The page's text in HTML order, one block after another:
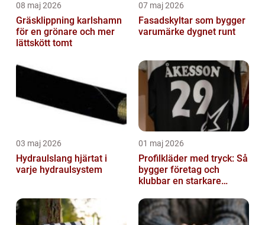
08 maj 2026
Gräsklippning karlshamn
för en grönare och mer
lättskött tomt
07 maj 2026
Fasadskyltar som bygger
varumärke dygnet runt
03 maj 2026
Hydraulslang hjärtat i
varje hydraulsystem
01 maj 2026
Profilkläder med tryck: Så
bygger företag och
klubbar en starkare